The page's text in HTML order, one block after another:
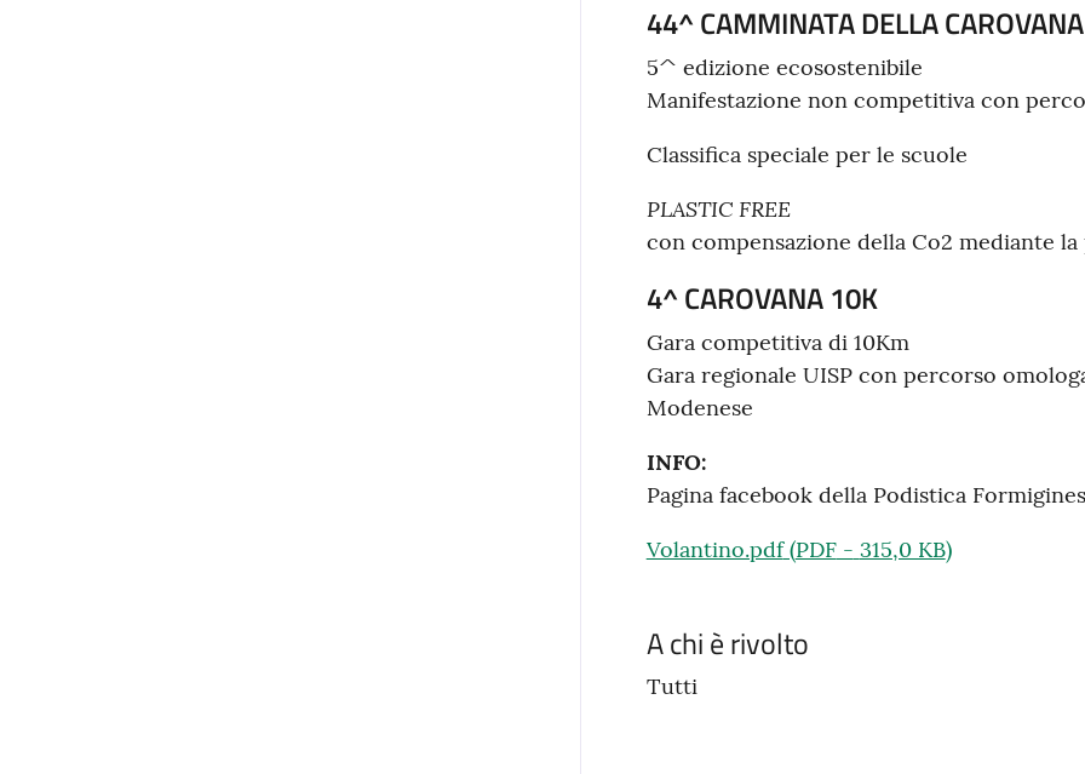
44^ CAMMINATA DELLA CAROVANA
5^ edizione ecosostenibile
Manifestazione non competitiva con
Classifica speciale per le scuole
PLASTIC FREE
con compensazione della Co2 mediante
4^ CAROVANA 10K
Gara competitiva di 10Km
Gara regionale UISP con percorso
Modenese
INFO:
Pagina facebook della Podistica
Volantino.pdf(PDF- 315,0 KB)
A chi è rivolto
Tutti